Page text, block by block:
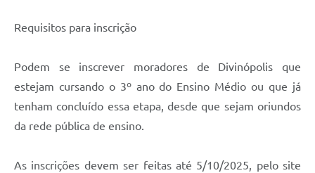
Requisitos para inscrição
Podem se inscrever moradores de Divinópolis que
estejam cursando o 3º ano do Ensino Médio ou que já
tenham concluído essa etapa, desde que sejam oriundos
da rede pública de ensino.
As inscrições devem ser feitas até 5/10/2025, pelo site